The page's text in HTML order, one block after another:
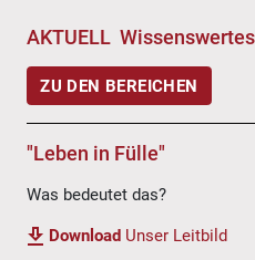
AKTUELL
ZU DEN BEREICHEN
"Leben in Fülle"
Was bedeutet das?
Download Unser Leitbild